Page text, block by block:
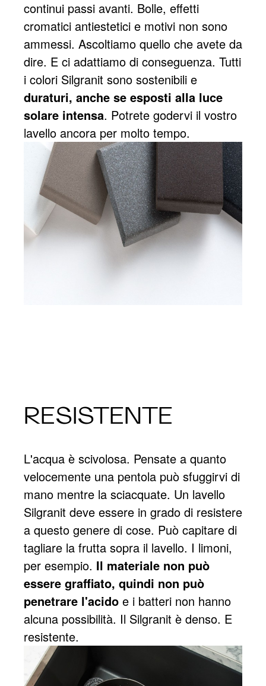
continui passi avanti. Bolle, effetti
cromatici antiestetici e motivi non sono
ammessi. Ascoltiamo quello che avete da
dire. E ci adattiamo di conseguenza. Tutti
i colori Silgranit sono sostenibili e
duraturi, anche se esposti alla luce
solare intensa. Potrete godervi il vostro
lavello ancora per molto tempo.
RESISTENTE
L'acqua è scivolosa. Pensate a quanto
velocemente una pentola può sfuggirvi di
mano mentre la sciacquate. Un lavello
Silgranit deve essere in grado di resistere
a questo genere di cose. Può capitare di
tagliare la frutta sopra il lavello. I limoni,
per esempio. Il materiale non può
essere graffiato, quindi non può
penetrare l'acido e i batteri non hanno
alcuna possibilità. Il Silgranit è denso. E
resistente.